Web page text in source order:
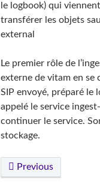
le logbook) qui
transférer les objets
external
Le premier rôle de
externe de vitam en se
SIP envoyé, préparé le
appelé le service
continuer le service.
stockage.
Previous